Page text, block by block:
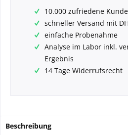
10.000 zufriedene
schneller Versand mit
einfache Probenahme
Analyse im Labor inkl.
Ergebnis
14 Tage Widerrufsrecht
Beschreibung